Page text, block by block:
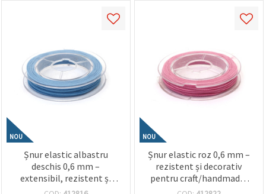
NOU
Șnur elastic albastru
deschis 0,6 mm –
extensibil, rezistent și
decorativ pentru bijuterii
NOU
Șnur elastic roz 0,6 mm –
rezistent și decorativ
pentru craft/handmade,
rolă aprox. 10 m